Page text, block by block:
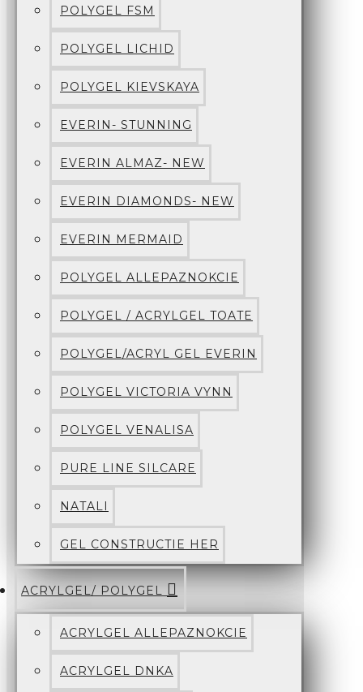
POLYGEL FSM
POLYGEL LICHID
POLYGEL KIEVSKAYA
EVERIN- STUNNING
EVERIN ALMAZ- NEW
EVERIN DIAMONDS- NEW
EVERIN MERMAID
POLYGEL ALLEPAZNOKCIE
POLYGEL / ACRYLGEL TOATE
POLYGEL/ACRYL GEL EVERIN
POLYGEL VICTORIA VYNN
POLYGEL VENALISA
PURE LINE SILCARE
NATALI
GEL CONSTRUCTIE HER
ACRYLGEL/ POLYGEL
ACRYLGEL ALLEPAZNOKCIE
ACRYLGEL DNKA